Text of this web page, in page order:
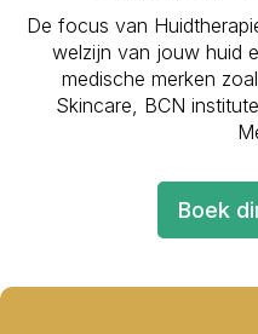
De focus van
welzijn van jouw huid
medische merken
Skincare, BCN
Boek